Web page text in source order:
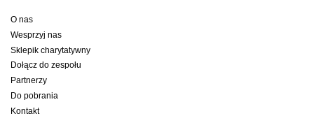
O nas
Wesprzyj nas
Sklepik charytatywny
Dołącz do zespołu
Partnerzy
Do pobrania
Kontakt